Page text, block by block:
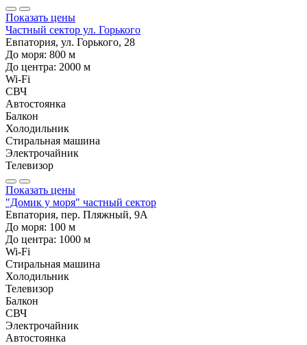
Показать цены
Частный сектор ул. Горького
Евпатория, ул. Горького, 28
До моря: 800 м
До центра: 2000 м
Wi-Fi
СВЧ
Автостоянка
Балкон
Холодильник
Стиральная машина
Электрочайник
Телевизор
Показать цены
"Домик у моря" частный сектор
Евпатория, пер. Пляжный, 9А
До моря: 100 м
До центра: 1000 м
Wi-Fi
Стиральная машина
Холодильник
Телевизор
Балкон
СВЧ
Электрочайник
Автостоянка